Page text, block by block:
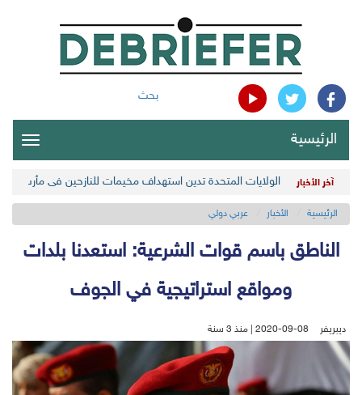
بحث
الرئيسية
آخر الأخبار الولايات المتحدة تدين استهداف مخيمات للنازحين في مأرب
الرئيسية الأخبار عربي دولي
الناطق باسم قوات الشرعية: استعدنا بلدات
ومواقع استراتيجية في الجوف
ديبريفر 2020-09-08 | منذ 3 سنة